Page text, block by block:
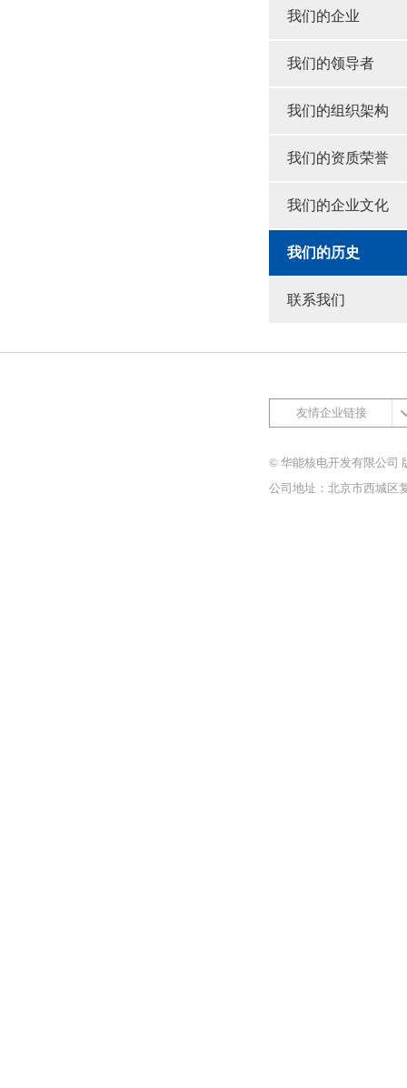
我们的企业
我们的领导者
我们的组织架构
我们的资质荣誉
我们的企业文化
我们的历史
联系我们
友情企业链接
© 华能核电开发有限公司
公司地址：北京市西城区